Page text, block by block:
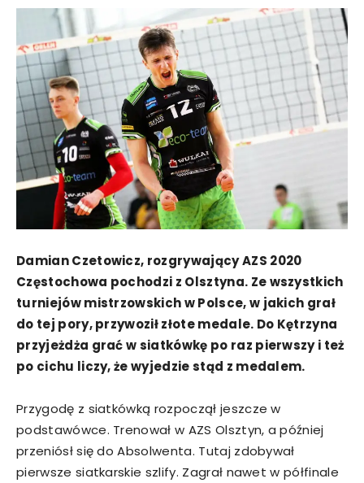
Damian Czetowicz, rozgrywający AZS 2020
Częstochowa pochodzi z Olsztyna. Ze wszystkich
turniejów mistrzowskich w Polsce, w jakich grał
do tej pory, przywoził złote medale. Do Kętrzyna
przyjeżdża grać w siatkówkę po raz pierwszy i też
po cichu liczy, że wyjedzie stąd z medalem.
Przygodę z siatkówką rozpoczął jeszcze w
podstawówce. Trenował w AZS Olsztyn, a później
przeniósł się do Absolwenta. Tutaj zdobywał
pierwsze siatkarskie szlify. Zagrał nawet w półfinale